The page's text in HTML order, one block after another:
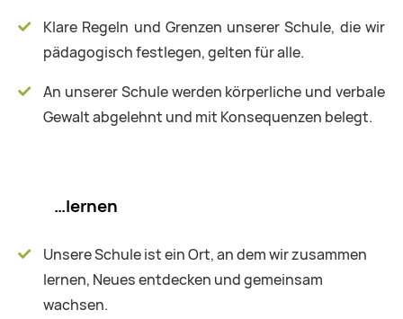
Klare Regeln und Grenzen unserer Schule, die wir
pädagogisch festlegen, gelten für alle.
An unserer Schule werden körperliche und verbale
Gewalt abgelehnt und mit Konsequenzen belegt.
…lernen
Unsere Schule ist ein Ort, an dem wir zusammen
lernen, Neues entdecken und gemeinsam
wachsen.